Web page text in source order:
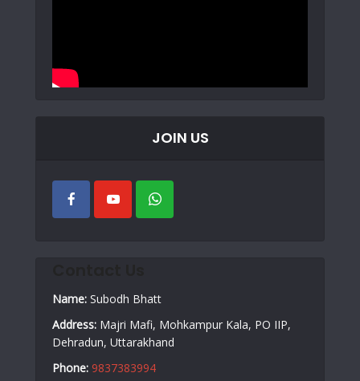
JOIN US
Name: Subodh Bhatt
Address: Majri Mafi, Mohkampur Kala, PO IIP,
Dehradun, Uttarakhand
Phone: 9837383994